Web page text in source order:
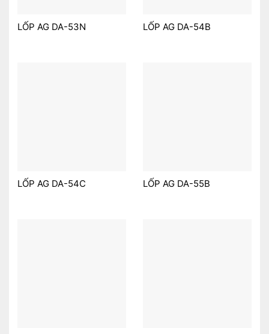
LỐP AG DA-53N LỐP AG DA-54B
LỐP AG DA-54C LỐP AG DA-55B